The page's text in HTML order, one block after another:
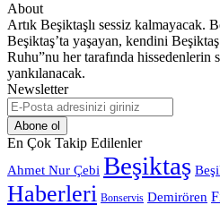
About
Artık Beşiktaşlı sessiz kalmayacak.
Beşiktaş’ta yaşayan, kendini
Ruhu”nu her tarafında hissedenlerin
yankılanacak.
Newsletter
E-
Posta
adresinizi
giriniz
En Çok Takip Edilenler
Ahmet Nur Çebi Beşiktaş
Haberleri Bonservis Demirören